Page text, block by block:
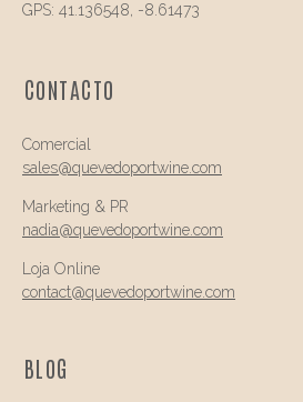
GPS: 41.136548, -8.61473
CONTACTO
Comercial
sales@quevedoportwine.com
Marketing & PR
nadia@quevedoportwine.com
Loja Online
contact@quevedoportwine.com
BLOG